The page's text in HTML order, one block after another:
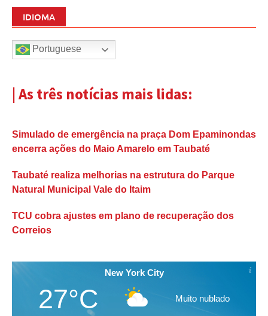
IDIOMA
Portuguese
| As três notícias mais lidas:
Simulado de emergência na praça Dom Epaminondas
encerra ações do Maio Amarelo em Taubaté
Taubaté realiza melhorias na estrutura do Parque
Natural Municipal Vale do Itaim
TCU cobra ajustes em plano de recuperação dos
Correios
New York City
27°C Muito nublado